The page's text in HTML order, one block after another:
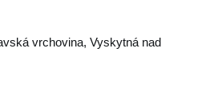
vrchovina, Vyskytná nad